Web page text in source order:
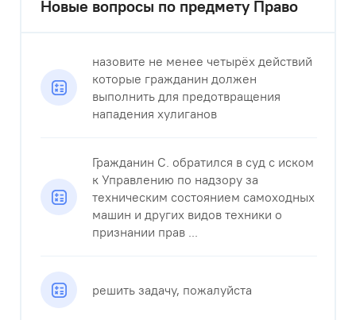
Новые вопросы по предмету Право
назовите не менее четырёх действий
которые гражданин должен
выполнить для предотвращения
нападения хулиганов
Гражданин С. обратился в суд с иском
к Управлению по надзору за
техническим состоянием самоходных
машин и других видов техники о
признании прав ...
решить задачу, пожалуйста​